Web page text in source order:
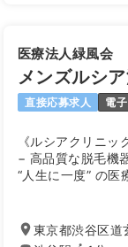
医療法人緑風会
メンズルシ
直接応募求人 電
《ルシアクリニッ
− 高品質な脱毛機
“人生に一度” の医
全国15院｜創業8
選ばれてきた美容
東京都渋谷区